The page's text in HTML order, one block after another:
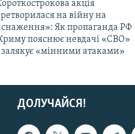
акція
на війну на
Як пропаганда РФ
пояснює невдачі «СВО»
залякує «мінними атаками»
ДОЛУЧАЙСЯ!